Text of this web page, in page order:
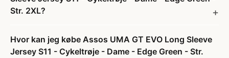
Str. 2XL?
Hvor kan jeg købe Assos UMA GT EVO Long Sleeve
Jersey S11 - Cykeltrøje - Dame - Edge Green - Str.